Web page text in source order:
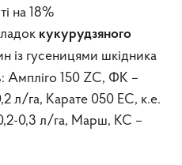
на 18%
кукурудзяного
із гусеницями шкідника
Ампліго 150 ZC, ФК –
л/га, Карате 050 ЕС, к.е.
0,3 л/га, Марш, КС –